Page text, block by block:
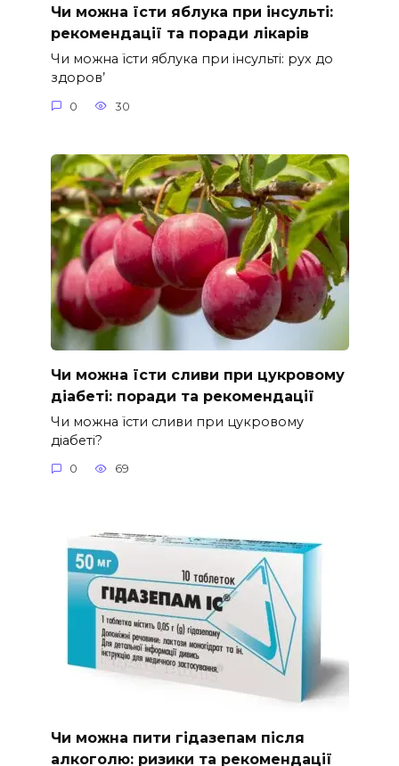
Чи можна їсти яблука при інсульті:
рекомендації та поради лікарів
Чи можна їсти яблука при інсульті: рух до
здоров’
0 30
Чи можна їсти сливи при цукровому
діабеті: поради та рекомендації
Чи можна їсти сливи при цукровому
діабеті?
0 69
Чи можна пити гідазепам після
алкоголю: ризики та рекомендації